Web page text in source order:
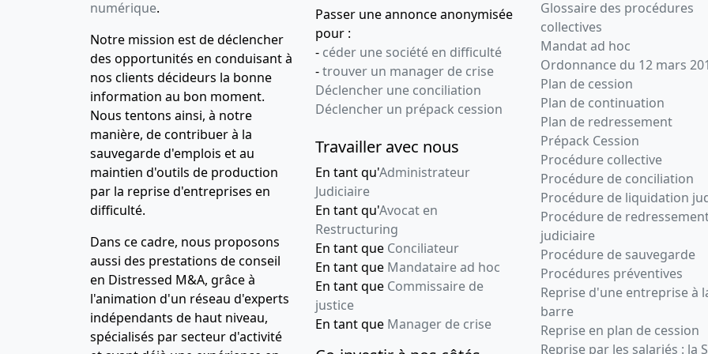
numérique.
Notre mission est de déclencher
des opportunités en conduisant à
nos clients décideurs la bonne
information au bon moment.
Nous tentons ainsi, à notre
manière, de contribuer à la
sauvegarde d'emplois et au
maintien d'outils de production
par la reprise d'entreprises en
difficulté.
Dans ce cadre, nous proposons
aussi des prestations de conseil
en Distressed M&A, grâce à
l'animation d'un réseau d'experts
indépendants de haut niveau,
spécialisés par secteur d'activité
Passer une annonce anonymisée
pour :
- céder une société en difficulté
-trouver un manager de crise
Déclencher une conciliation
Déclencher un prépack cession
Travailler avec nous
En tant qu'Administrateur
Judiciaire
En tant qu'Avocat en
Restructuring
En tant que Conciliateur
En tant que Mandataire ad hoc
En tant que Commissaire de
justice
En tant que Manager de crise
Glossaire des procédures
collectives
Mandat ad hoc
Ordonnance du 12 mars
Plan de cession
Plan de continuation
Plan de redressement
Prépack Cession
Procédure collective
Procédure de conciliation
Procédure de liquidation
Procédure de
judiciaire
Procédure de sauvegarde
Procédures préventives
Reprise d'une entreprise à
barre
Reprise en plan de cession
Reprise par les salariés : la